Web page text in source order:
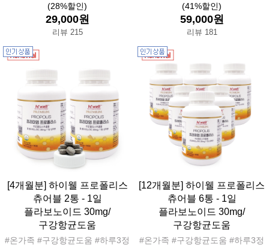
(28%할인)
29,000원
리뷰 215
(41%할인)
59,000원
리뷰 181
[4개월분] 하이웰 프로폴리스
츄어블 2통 - 1일
플라보노이드 30mg/
구강항균도움
#온가족 #구강항균도움 #하루3정
[12개월분] 하이웰 프로폴리스
츄어블 6통 - 1일
플라보노이드 30mg/
구강항균도움
#온가족 #구강항균도움 #하루3정